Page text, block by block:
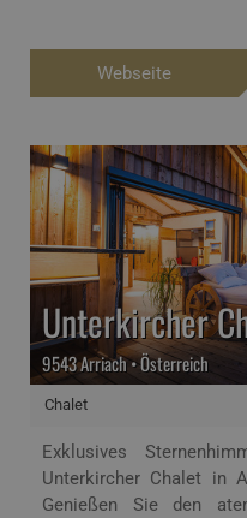
Webseite
Chalet
Unterkircher
9543 Arriach • Österreich
Exklusives
Unterkircher Chalet in
Genießen Sie den